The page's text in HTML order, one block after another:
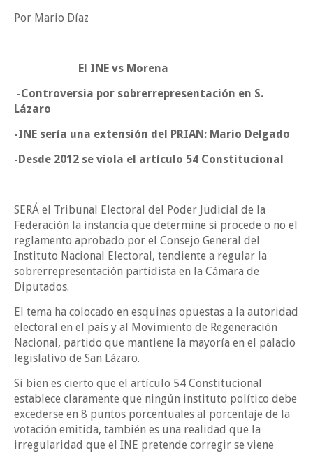
Por Mario Díaz
El INE vs Morena
-Controversia por sobrerrepresentación en S.
Lázaro
-INE sería una extensión del PRIAN: Mario Delgado
-Desde 2012 se viola el artículo 54 Constitucional
SERÁ el Tribunal Electoral del Poder Judicial de la
Federación la instancia que determine si procede o no el
reglamento aprobado por el Consejo General del
Instituto Nacional Electoral, tendiente a regular la
sobrerrepresentación partidista en la Cámara de
Diputados.
El tema ha colocado en esquinas opuestas a la autoridad
electoral en el país y al Movimiento de Regeneración
Nacional, partido que mantiene la mayoría en el palacio
legislativo de San Lázaro.
Si bien es cierto que el artículo 54 Constitucional
establece claramente que ningún instituto político debe
excederse en 8 puntos porcentuales al porcentaje de la
votación emitida, también es una realidad que la
irregularidad que el INE pretende corregir se viene